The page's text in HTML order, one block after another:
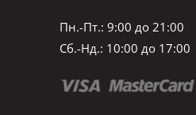
Пн.-Пт.: 9:00 до 21:00
Сб.-Нд.: 10:00 до 17:00